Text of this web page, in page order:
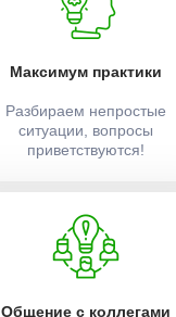
Максимум практики
Разбираем непростые
ситуации, вопросы
приветствуются!
Общение с коллегами